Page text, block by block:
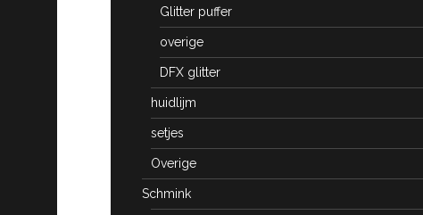
Glitter puffer
overige
DFX glitter
huidlijm
setjes
Overige
Schmink